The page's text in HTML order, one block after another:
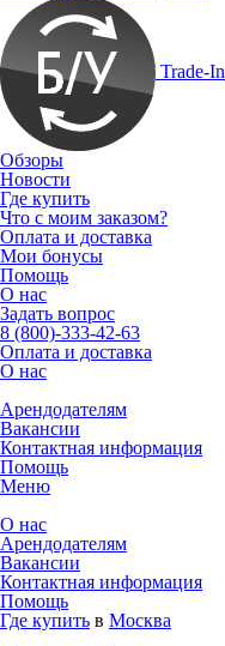
Trade-In
Обзоры
Новости
Где купить
Что с моим заказом?
Оплата и доставка
Мои бонусы
Помощь
О нас
Задать вопрос
8 (800)-333-42-63
Оплата и доставка
О нас
Арендодателям
Вакансии
Контактная информация
Помощь
Меню
О нас
Арендодателям
Вакансии
Контактная информация
Помощь
Где купить в Москва